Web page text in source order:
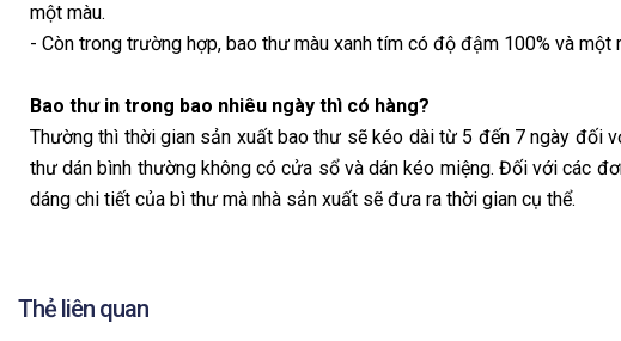
một màu.
- Còn trong trường hợp, bao thư màu xanh tím có độ đậm 100% và
Bao thư in trong bao nhiêu ngày thì có hàng?
Thường thì thời gian sản xuất bao thư sẽ kéo dài từ 5 đến 7 ngày đối
thư dán bình thường không có cửa sổ và dán kéo miệng. Đối với các
dáng chi tiết của bì thư mà nhà sản xuất sẽ đưa ra thời gian cụ thể.
Thẻ liên quan